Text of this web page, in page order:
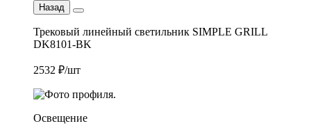
Назад
Трековый линейный светильник SIMPLE GRILL
DK8101-BK
2532 ₽/шт
Освещение